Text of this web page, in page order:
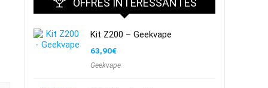
OFFRES INTÉRESSANTES
Kit Z200 – Geekvape
63,90€
Geekvape